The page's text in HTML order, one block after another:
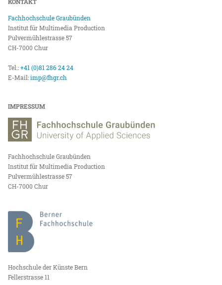
KONTAKT
Fachhochschule Graubünden
Institut für Multimedia Production
Pulvermühlestrasse 57
CH-7000 Chur
Tel.:+41 (0)81 286 24 24
E-Mail:imp@fhgr.ch
IMPRESSUM
Fachhochschule Graubünden
Institut für Multimedia Production
Pulvermühlestrasse 57
CH-7000 Chur
Hochschule der Künste Bern
Fellerstrasse 11